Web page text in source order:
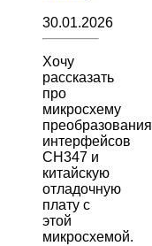
30.01.2026
Хочу
рассказать
про
микросхему
преобразования
интерфейсов
CH347 и
китайскую
отладочную
плату с
этой
микросхемой.